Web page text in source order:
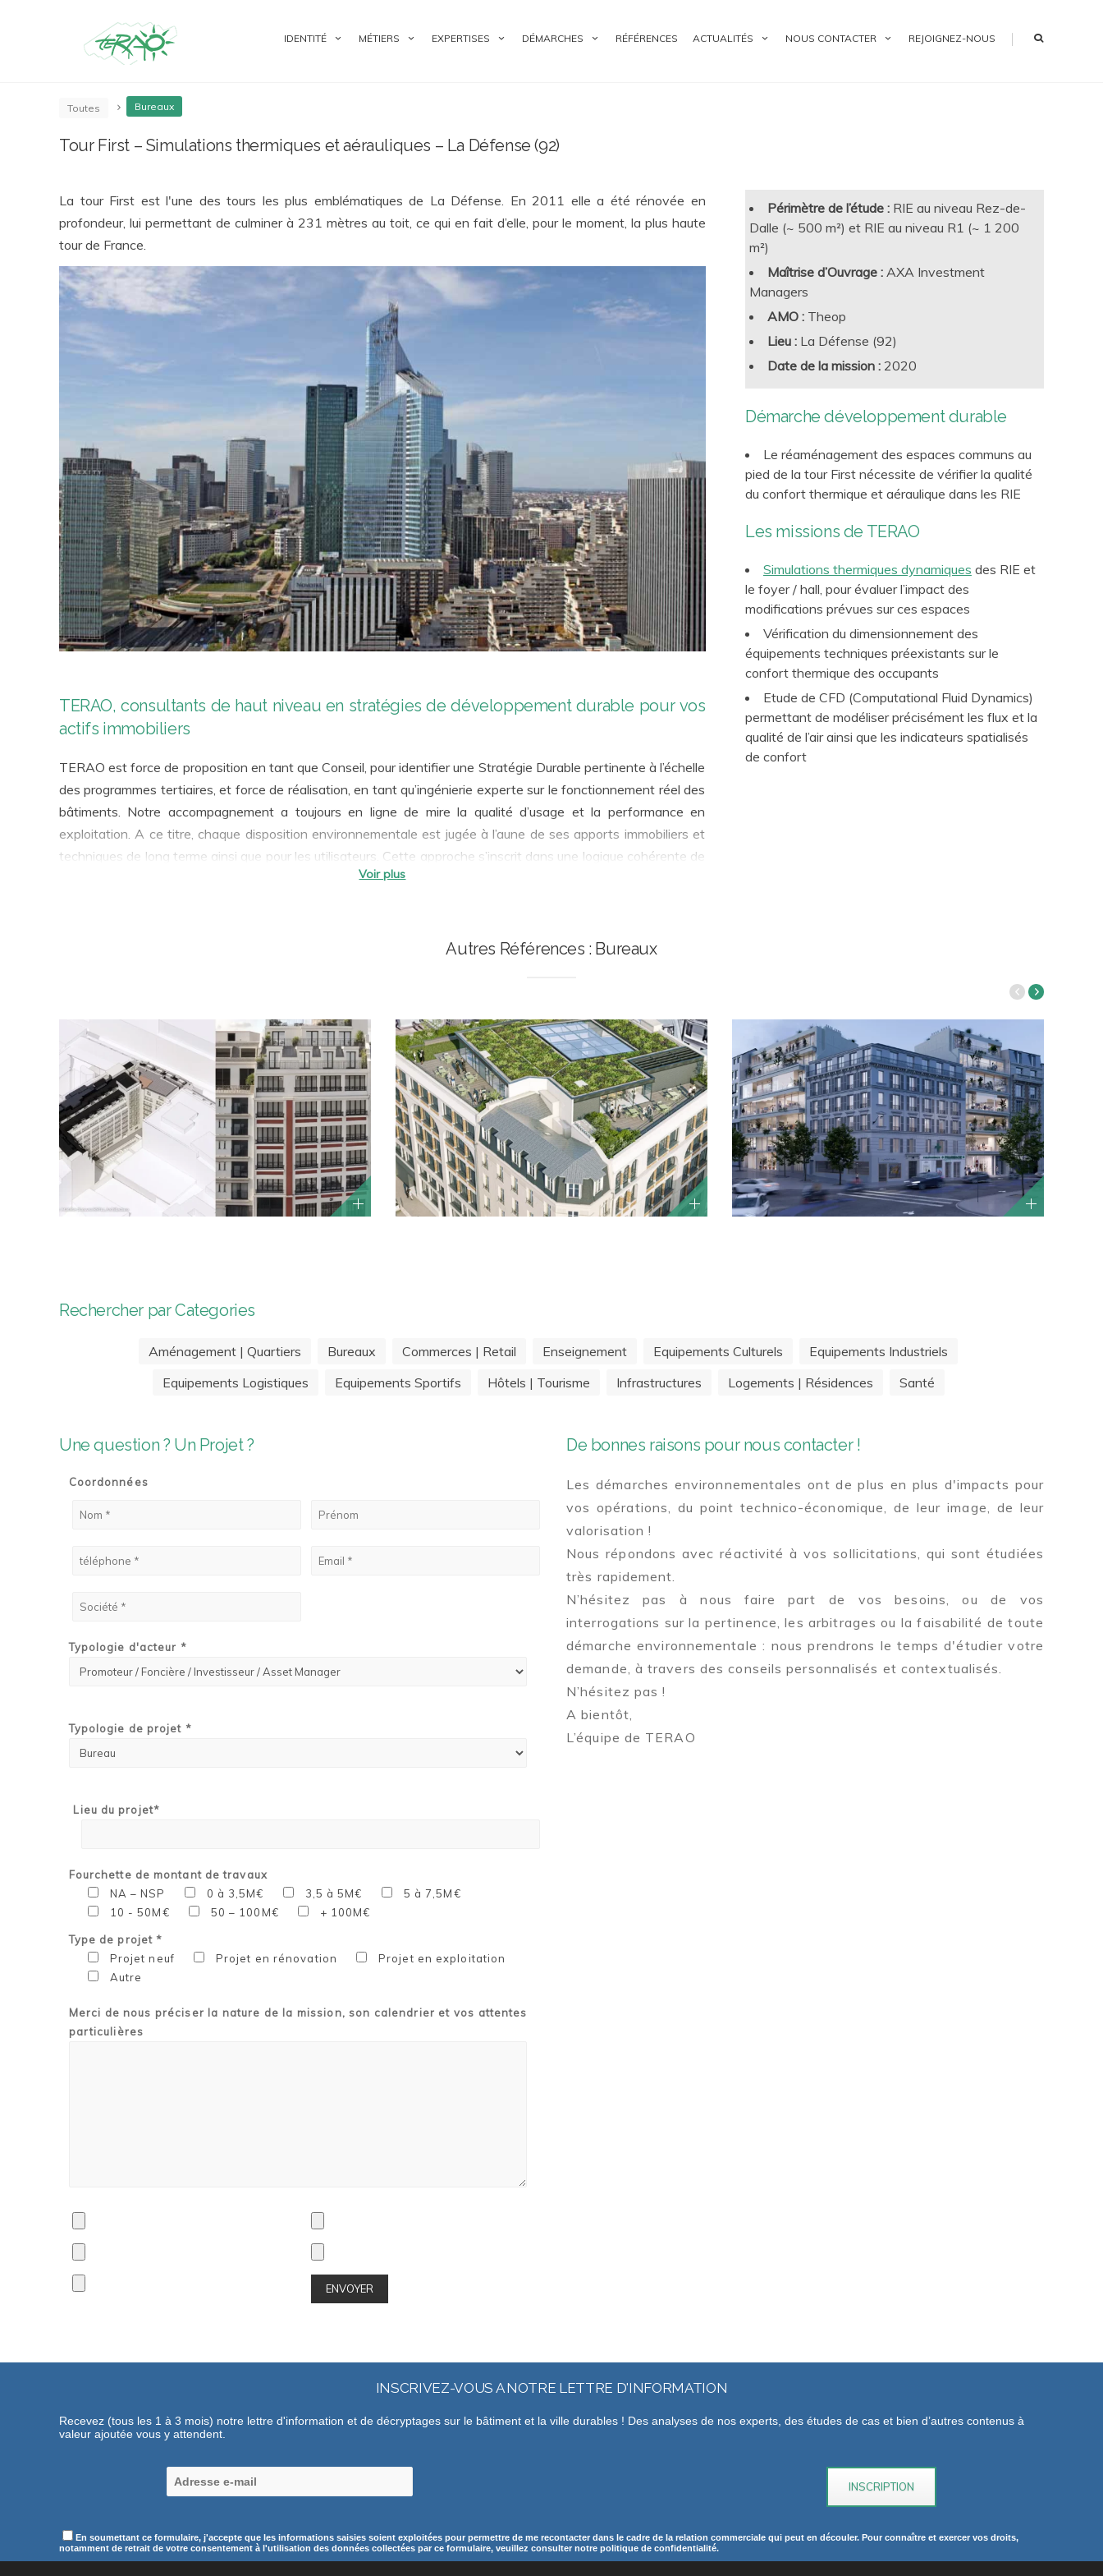
IDENTITÉ MÉTIERS EXPERTISES DÉMARCHES RÉFÉRENCES ACTUALITÉS NOUS CONTACTER REJOIGNEZ-NOUS |
Toutes Bureaux
Tour First – Simulations thermiques et aérauliques – La Défense (92)
La tour First est l'une des tours les plus emblématiques de La Défense. En 2011 elle a été rénovée en
profondeur, lui permettant de culminer à 231 mètres au toit, ce qui en fait d’elle, pour le moment, la plus haute
tour de France.
TERAO, consultants de haut niveau en stratégies de développement durable pour vos
actifs immobiliers
TERAO est force de proposition en tant que Conseil, pour identifier une Stratégie Durable pertinente à l’échelle
des programmes tertiaires, et force de réalisation, en tant qu’ingénierie experte sur le fonctionnement réel des
bâtiments. Notre accompagnement a toujours en ligne de mire la qualité d’usage et la performance en
exploitation. A ce titre, chaque disposition environnementale est jugée à l’aune de ses apports immobiliers et
techniques de long terme ainsi que pour les utilisateurs. Cette approche s’inscrit dans une logique cohérente de
RSE et les démarches visées par notre travail confèrent une plus-value forte au lieu de travail créé. Ainsi, nous
Aujourd’hui, ces préoccupations sont catalysées par la RE2020 pour les Projets neufs, et par le Décret
Périmètre de l’étude :RIE au niveau Rez-de-
Dalle (~ 500 m²) et RIE au niveau R1 (~ 1 200
m²)
Maîtrise d’Ouvrage :AXA Investment
Managers
AMO :Theop
Lieu :La Défense (92)
Date de la mission :2020
Démarche développement durable
Le réaménagement des espaces communs au
pied de la tour First nécessite de vérifier la qualité
du confort thermique et aéraulique dans les RIE
Les missions de TERAO
Simulations thermiques dynamiques des RIE et
le foyer / hall, pour évaluer l’impact des
modifications prévues sur ces espaces
Vérification du dimensionnement des
équipements techniques préexistants sur le
confort thermique des occupants
Etude de CFD (Computational Fluid Dynamics)
permettant de modéliser précisément les flux et la
qualité de l’air ainsi que les indicateurs spatialisés
de confort
Autres Références : Bureaux
Rechercher par Categories
Aménagement | Quartiers Bureaux Commerces | Retail Enseignement Equipements Culturels
Equipements Industriels
Equipements Logistiques
Equipements Sportifs Hôtels | Tourisme Infrastructures Logements | Résidences Santé
Une question ? Un Projet ?
Coordonnées
Typologie d'acteur *
Typologie de projet *
Lieu du projet*
Fourchette de montant de travaux
NA – NSP
0 à 3,5M€ 3,5 à 5M€
5 à 7,5M€
10 - 50M€
50 – 100M€ + 100M€
Type de projet *
Projet neuf
Projet en rénovation
Projet en exploitation
Autre
Merci de nous préciser la nature de la mission, son calendrier et vos attentes
particulières
De bonnes raisons pour nous contacter !
Les démarches environnementales ont de plus en plus d'impacts pour
vos opérations, du point technico-économique, de leur image, de leur
valorisation !
Nous répondons avec réactivité à vos sollicitations, qui sont étudiées
très rapidement.
N’hésitez pas à nous faire part de vos besoins, ou de vos
interrogations sur la pertinence, les arbitrages ou la faisabilité de toute
démarche environnementale : nous prendrons le temps d'étudier votre
demande, à travers des conseils personnalisés et contextualisés.
N’hésitez pas !
A bientôt,
L’équipe de TERAO
INSCRIVEZ-VOUS A NOTRE LETTRE D'INFORMATION
Recevez (tous les 1 à 3 mois) notre lettre d'information et de décryptages sur le bâtiment et la ville durables ! Des analyses de nos experts, des études de cas et bien d’autres contenus à
valeur ajoutée vous y attendent.
En soumettant ce formulaire, j'accepte que les informations saisies soient exploitées pour permettre de me recontacter dans le cadre de la relation commerciale qui peut en découler. Pour connaître et exercer vos droits,
notamment de retrait de votre consentement à l'utilisation des données collectées par ce formulaire, veuillez consulter notre politique de confidentialité.